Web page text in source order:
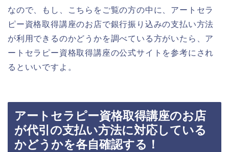
なので、もし、こちらをご覧の方の中に、アートセラ
ピー資格取得講座のお店で銀行振り込みの支払い方法
が利用できるのかどうかを調べている方がいたら、ア
ートセラピー資格取得講座の公式サイトを参考にされ
るといいですよ。
アートセラピー資格取得講座のお店
が代引の支払い方法に対応している
かどうかを各自確認する！